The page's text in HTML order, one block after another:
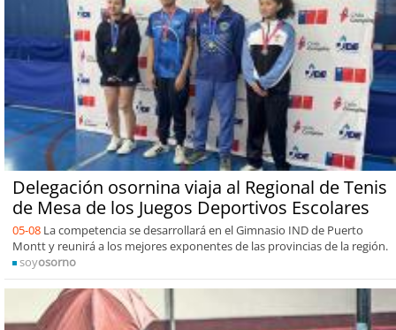
Delegación osornina viaja al Regional de Tenis
de Mesa de los Juegos Deportivos Escolares
05-08 La competencia se desarrollará en el Gimnasio IND de Puerto
Montt y reunirá a los mejores exponentes de las provincias de la región.
soyosorno